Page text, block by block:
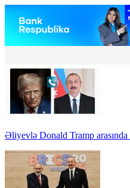
Əliyevlə Donald Tramp arasında